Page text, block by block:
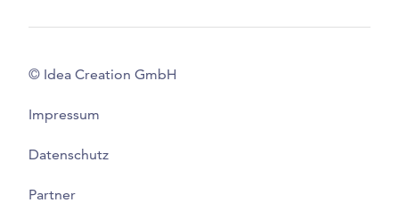
© Idea Creation GmbH
Impressum
Datenschutz
Partner